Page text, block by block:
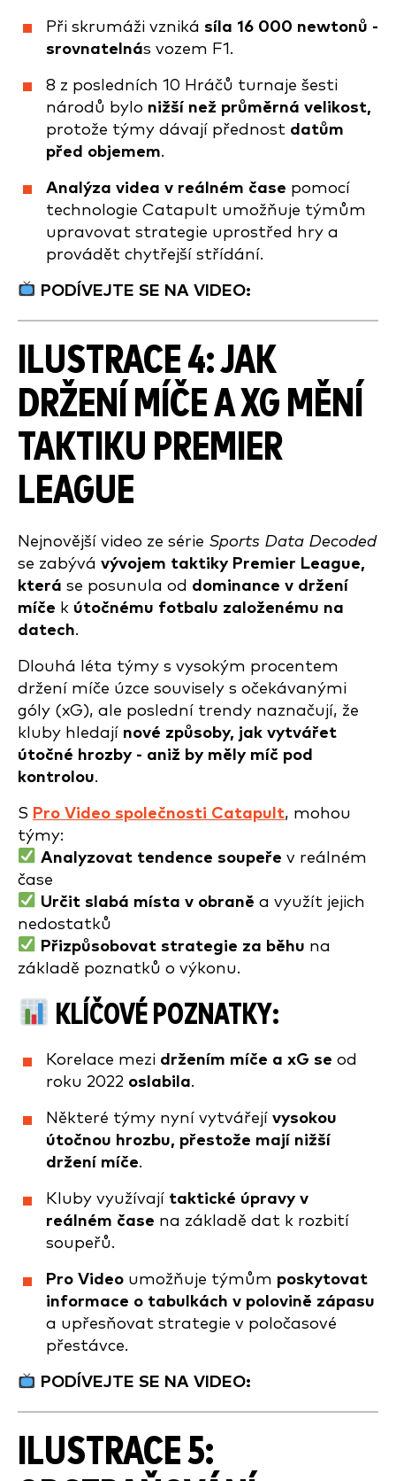
Při skrumáži vzniká síla 16 000 newtonů -
srovnatelnás vozem F1.
8 z posledních 10 Hráčů turnaje šesti
národů bylo nižší než průměrná velikost,
protože týmy dávají přednost datům
před objemem.
Analýza videa v reálném čase pomocí
technologie Catapult umožňuje týmům
upravovat strategie uprostřed hry a
provádět chytřejší střídání.
PODÍVEJTE SE NA VIDEO:
ILUSTRACE 4: JAK
DRŽENÍ MÍČE A XG MĚNÍ
TAKTIKU PREMIER
LEAGUE
Nejnovější video ze série Sports Data Decoded
se zabývá vývojem taktiky Premier League,
která se posunula od dominance v držení
míče k útočnému fotbalu založenému na
datech.
Dlouhá léta týmy s vysokým procentem
držení míče úzce souvisely s očekávanými
góly (xG), ale poslední trendy naznačují, že
kluby hledají nové způsoby, jak vytvářet
útočné hrozby - aniž by měly míč pod
kontrolou.
S Pro Video společnosti Catapult, mohou
týmy:
Analyzovat tendence soupeře v reálném
čase
Určit slabá místa v obraně a využít jejich
nedostatků
Přizpůsobovat strategie za běhu na
základě poznatků o výkonu.
KLÍČOVÉ POZNATKY:
Korelace mezi držením míče a xG se od
roku 2022 oslabila.
Některé týmy nyní vytvářejí vysokou
útočnou hrozbu, přestože mají nižší
držení míče.
Kluby využívají taktické úpravy v
reálném čase na základě dat k rozbití
soupeřů.
Pro Video umožňuje týmům poskytovat
informace o tabulkách v polovině zápasu
a upřesňovat strategie v poločasové
přestávce.
PODÍVEJTE SE NA VIDEO:
ILUSTRACE 5: